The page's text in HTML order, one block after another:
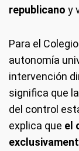
republicano y
Para el
autonomía
intervención
significa que
del control
explica que el